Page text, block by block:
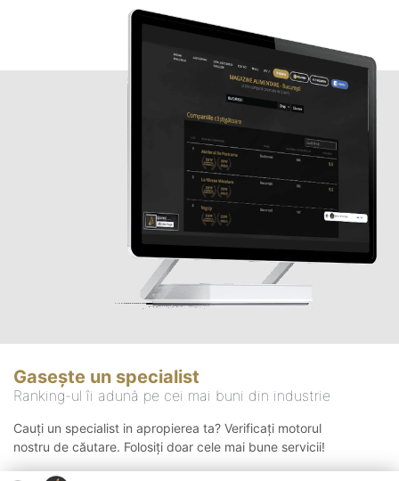
Gasește un specialist
Ranking-ul îi adună pe cei mai buni din industrie
Cauți un specialist in apropierea ta? Verificați motorul
nostru de căutare. Folosiți doar cele mai bune servicii!